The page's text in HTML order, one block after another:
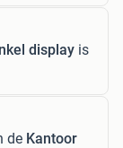
display is
de Kantoor